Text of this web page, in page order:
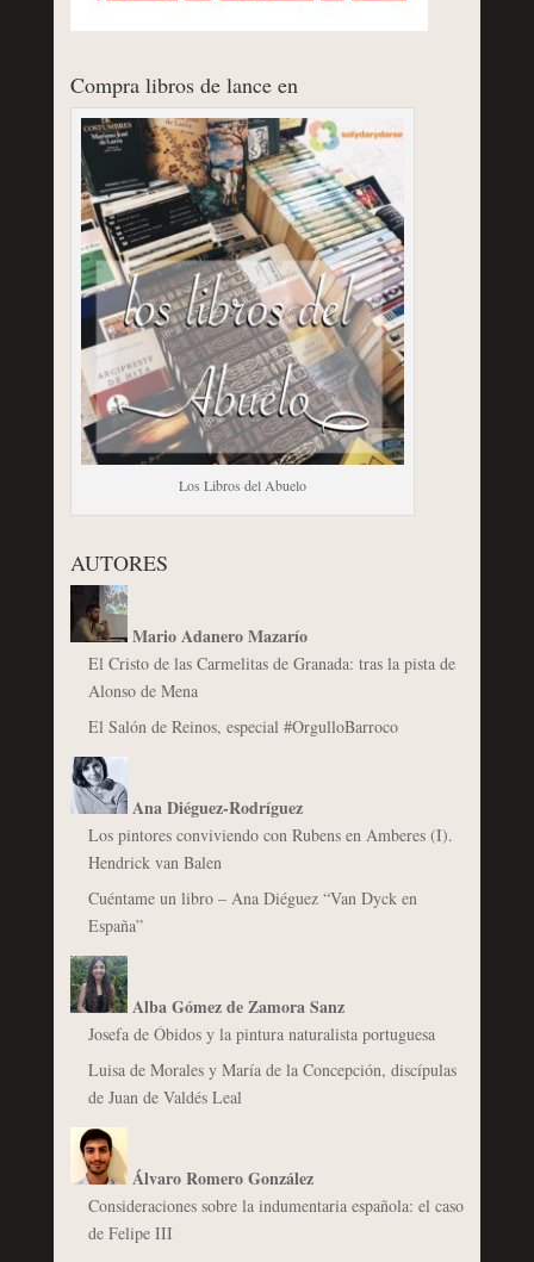
Compra libros de lance en
Los Libros del Abuelo
AUTORES
Mario Adanero Mazarío
El Cristo de las Carmelitas de Granada: tras la pista de
Alonso de Mena
El Salón de Reinos, especial #OrgulloBarroco
Ana Diéguez-Rodríguez
Los pintores conviviendo con Rubens en Amberes (I).
Hendrick van Balen
Cuéntame un libro – Ana Diéguez “Van Dyck en
España”
Alba Gómez de Zamora Sanz
Josefa de Óbidos y la pintura naturalista portuguesa
Luisa de Morales y María de la Concepción, discípulas
de Juan de Valdés Leal
Álvaro Romero González
Consideraciones sobre la indumentaria española: el caso
de Felipe III